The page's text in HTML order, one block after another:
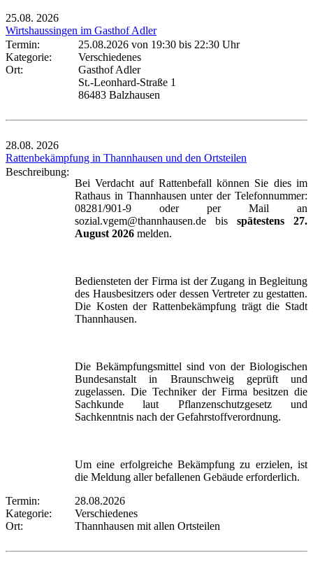
25.08. 2026
Wirtshaussingen im Gasthof Adler
Termin:
25.08.2026 von 19:30 bis 22:30 Uhr
Kategorie:
Verschiedenes
Ort:
Gasthof Adler
St.-Leonhard-Straße 1
86483 Balzhausen
28.08. 2026
Rattenbekämpfung in Thannhausen und den Ortsteilen
Beschreibung:
Bei Verdacht auf Rattenbefall können Sie dies im
Rathaus in Thannhausen unter der Telefonnummer:
08281/901-9 oder per Mail an
sozial.vgem@thannhausen.de bis spätestens 27.
August 2026 melden.
Bediensteten der Firma ist der Zugang in Begleitung
des Hausbesitzers oder dessen Vertreter zu gestatten.
Die Kosten der Rattenbekämpfung trägt die Stadt
Thannhausen.
Die Bekämpfungsmittel sind von der Biologischen
Bundesanstalt in Braunschweig geprüft und
zugelassen. Die Techniker der Firma besitzen die
Sachkunde laut Pflanzenschutzgesetz und
Sachkenntnis nach der Gefahrstoffverordnung.
Um eine erfolgreiche Bekämpfung zu erzielen, ist
die Meldung aller befallenen Gebäude erforderlich.
Termin:
28.08.2026
Kategorie:
Verschiedenes
Ort:
Thannhausen mit allen Ortsteilen